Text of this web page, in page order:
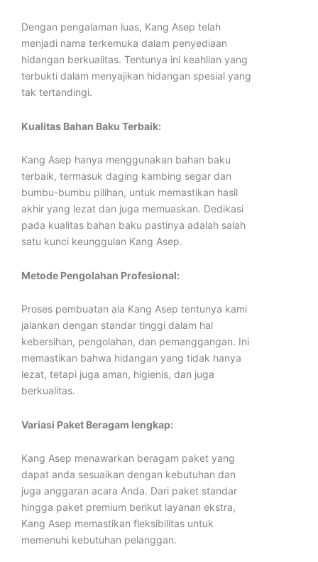
Dengan pengalaman luas, Kang Asep telah
menjadi nama terkemuka dalam penyediaan
hidangan berkualitas. Tentunya ini keahlian yang
terbukti dalam menyajikan hidangan spesial yang
tak tertandingi.
Kualitas Bahan Baku Terbaik:
Kang Asep hanya menggunakan bahan baku
terbaik, termasuk daging kambing segar dan
bumbu-bumbu pilihan, untuk memastikan hasil
akhir yang lezat dan juga memuaskan. Dedikasi
pada kualitas bahan baku pastinya adalah salah
satu kunci keunggulan Kang Asep.
Metode Pengolahan Profesional:
Proses pembuatan ala Kang Asep tentunya kami
jalankan dengan standar tinggi dalam hal
kebersihan, pengolahan, dan pemanggangan. Ini
memastikan bahwa hidangan yang tidak hanya
lezat, tetapi juga aman, higienis, dan juga
berkualitas.
Variasi Paket Beragam lengkap:
Kang Asep menawarkan beragam paket yang
dapat anda sesuaikan dengan kebutuhan dan
juga anggaran acara Anda. Dari paket standar
hingga paket premium berikut layanan ekstra,
Kang Asep memastikan fleksibilitas untuk
memenuhi kebutuhan pelanggan.